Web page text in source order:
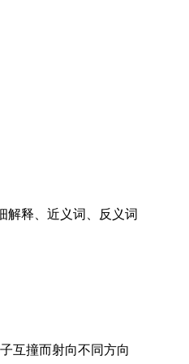
解释、近义词、反义词
互撞而射向不同方向